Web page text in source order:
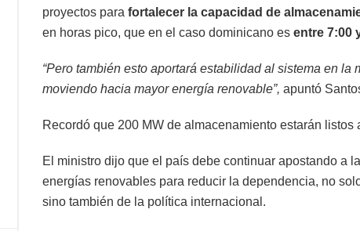
proyectos para fortalecer la capacidad de
en horas pico, que en el caso dominicano es entre 7:00
“Pero también esto aportará estabilidad al sistema en la
moviendo hacia mayor energía renovable”, apuntó
Recordó que 200 MW de almacenamiento estarán listos
El ministro dijo que el país debe continuar apostando a
energías renovables para reducir la dependencia, no
sino también de la política internacional.